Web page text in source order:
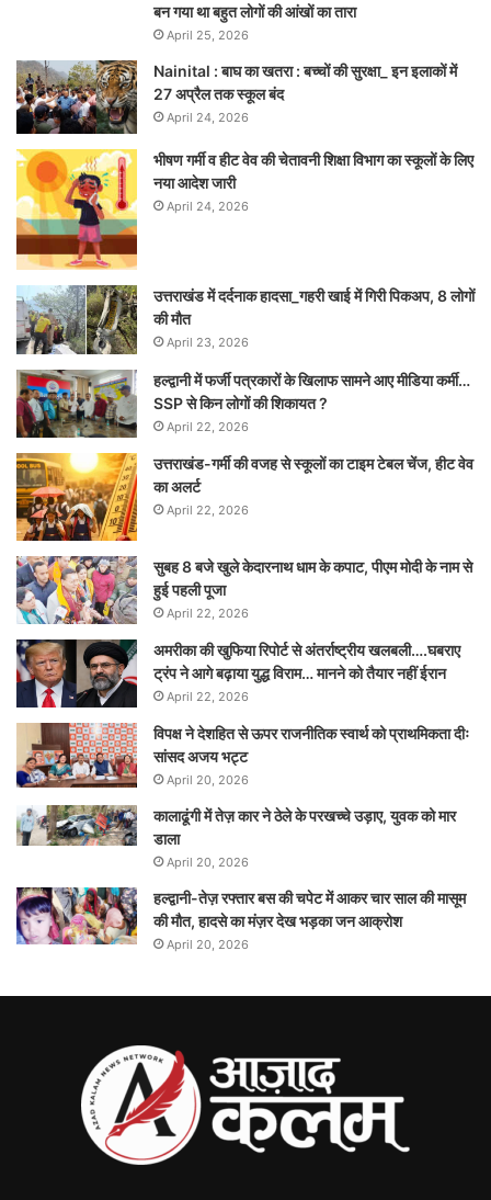
बन गया था बहुत लोगों की आंखों का तारा
April 25, 2026
Nainital : बाघ का खतरा : बच्चों की सुरक्षा_ इन इलाकों में
27 अप्रैल तक स्कूल बंद
April 24, 2026
भीषण गर्मी व हीट वेव की चेतावनी शिक्षा विभाग का स्कूलों के लिए
नया आदेश जारी
April 24, 2026
उत्तराखंड में दर्दनाक हादसा_गहरी खाई में गिरी पिकअप, 8 लोगों
की मौत
April 23, 2026
हल्द्वानी में फर्जी पत्रकारों के खिलाफ सामने आए मीडिया कर्मी…
SSP से किन लोगों की शिकायत ?
April 22, 2026
उत्तराखंड-गर्मी की वजह से स्कूलों का टाइम टेबल चेंज, हीट वेव
का अलर्ट
April 22, 2026
सुबह 8 बजे खुले केदारनाथ धाम के कपाट, पीएम मोदी के नाम से
हुई पहली पूजा
April 22, 2026
अमरीका की खुफिया रिपोर्ट से अंतर्राष्ट्रीय खलबली….घबराए
ट्रंप ने आगे बढ़ाया युद्ध विराम… मानने को तैयार नहीं ईरान
April 22, 2026
विपक्ष ने देशहित से ऊपर राजनीतिक स्वार्थ को प्राथमिकता दीः
सांसद अजय भट्ट
April 20, 2026
कालाढूंगी में तेज़ कार ने ठेले के परखच्चे उड़ाए, युवक को मार
डाला
April 20, 2026
हल्द्वानी-तेज़ रफ्तार बस की चपेट में आकर चार साल की मासूम
की मौत, हादसे का मंज़र देख भड़का जन आक्रोश
April 20, 2026